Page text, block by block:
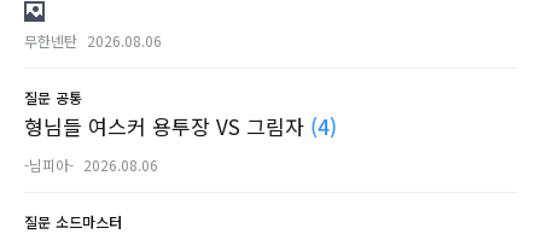
무한넨탄 2026.08.06
질문 공통
형님들 여스커 용투장 VS 그림자 (4)
-님피아- 2026.08.06
질문 소드마스터